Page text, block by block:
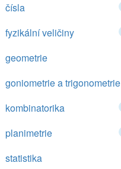
čísla
fyzikální veličiny
geometrie
goniometrie a trigonometrie
kombinatorika
planimetrie
statistika